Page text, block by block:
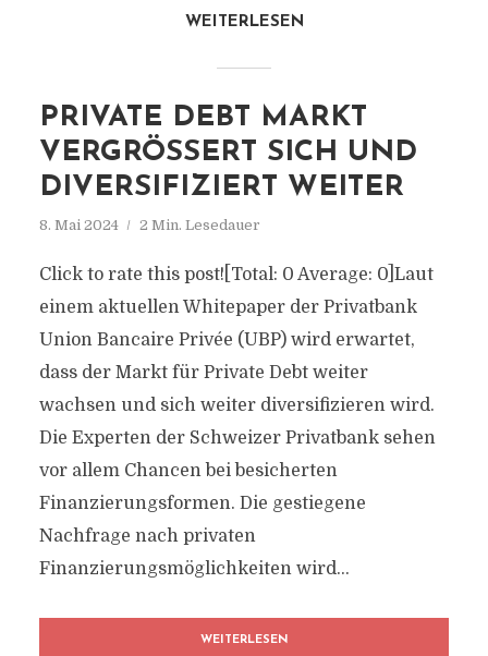
WEITERLESEN
PRIVATE DEBT MARKT
VERGRÖSSERT SICH UND D
IVERSIFIZIERT WEITER
8. Mai 2024 2 Min. Lesedauer
Click to rate this post![Total: 0 Average: 0]Laut
einem aktuellen Whitepaper der Privatbank
Union Bancaire Privée (UBP) wird erwartet,
dass der Markt für Private Debt weiter
wachsen und sich weiter diversifizieren wird.
Die Experten der Schweizer Privatbank sehen
vor allem Chancen bei besicherten
Finanzierungsformen. Die gestiegene
Nachfrage nach privaten
Finanzierungsmöglichkeiten wird...
WEITERLESEN